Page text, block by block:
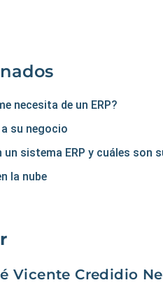
necesita de un ERP?
su negocio
sistema ERP y cuáles son
la nube
Vicente Credidio